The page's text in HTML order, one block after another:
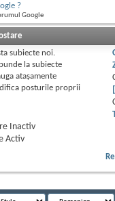
?
Google
subiecte noi.
la subiecte
ataşamente
posturile proprii
Inactiv
Activ